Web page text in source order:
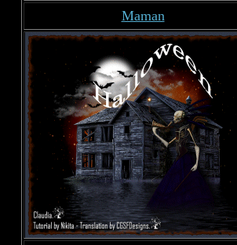
Maman